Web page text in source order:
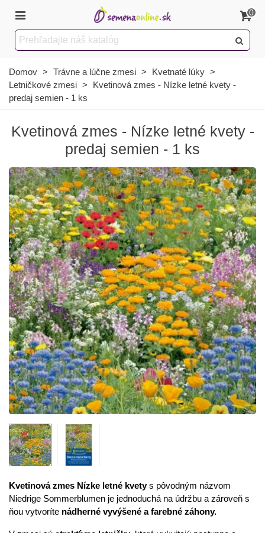
0
Domov > Trávne a lúčne zmesi > Kvetnaté lúky >
Letničkové zmesi >
Kvetinová zmes - Nízke letné kvety -
predaj semien - 1 ks
Kvetinová zmes - Nízke letné kvety -
predaj semien - 1 ks
Kvetinová zmes Nízke letné kvetys pôvodným názvom
Niedrige Sommerblumen je jednoduchá na údržbu a zároveň s
ňou vytvoríte nádherné vyvýšené a farebné záhony.